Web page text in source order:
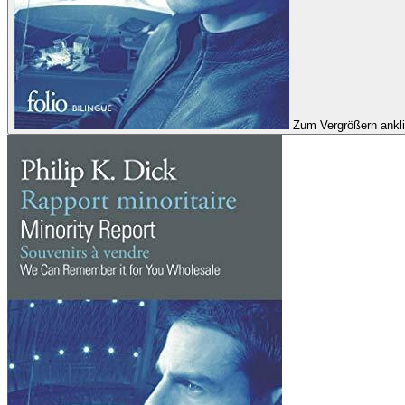
Zum Vergrößern